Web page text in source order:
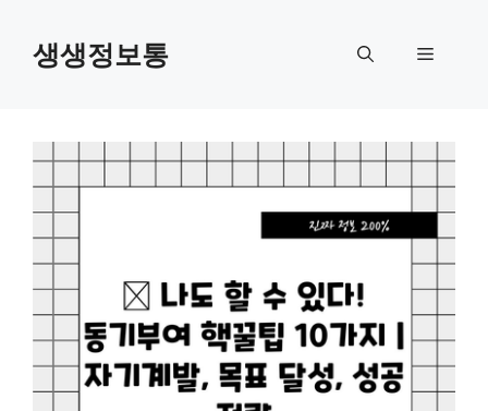
생생정보통 메